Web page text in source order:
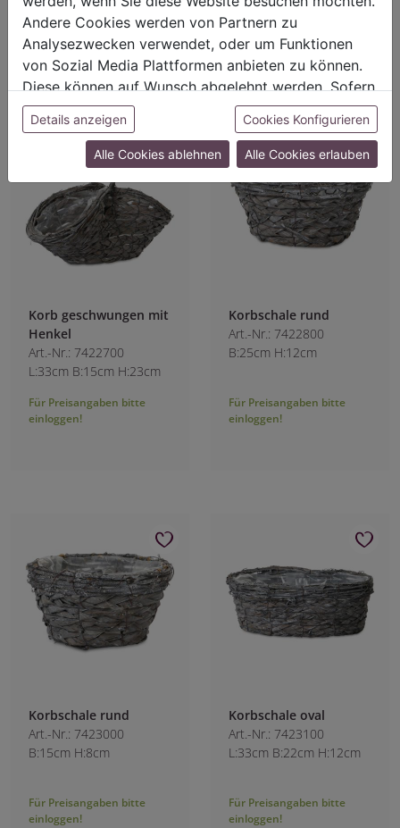
einloggen!
einloggen!
Korb geschwungen mit
Henkel
Art.-Nr.: 7422700
L:33cm B:15cm H:23cm
Für Preisangaben bitte
einloggen!
Korbschale rund
Art.-Nr.: 7422800
B:25cm H:12cm
Für Preisangaben bitte
einloggen!
Korbschale rund
Art.-Nr.: 7423000
B:15cm H:8cm
Für Preisangaben bitte
einloggen!
Korbschale oval
Art.-Nr.: 7423100
L:33cm B:22cm H:12cm
Für Preisangaben bitte
einloggen!
Andere Cookies werden von Partnern zu
Analysezwecken verwendet, oder um Funktionen
von Sozial Media Plattformen anbieten zu können.
Diese können auf Wunsch abgelehnt werden. Sofern
sie unsere Webseite weiter nutzen, geben Sie
Einwilligung zu unseren Cookies.
Details anzeigen Cookies Konfigurieren
Alle Cookies ablehnen Alle Cookies erlauben